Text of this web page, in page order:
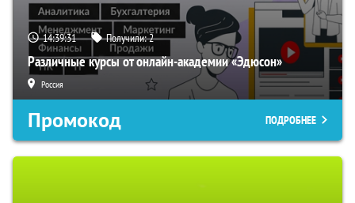
14:39:31 Получили:2
Различные курсы от онлайн-академии «Эдюсон»
Россия
Промокод ПОДРОБНЕЕ